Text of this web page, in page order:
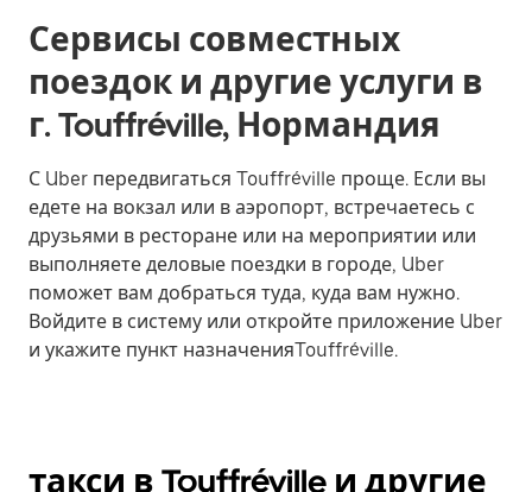
Сервисы совместных
поездок и другие услуги в
г. Touffréville, Нормандия
С Uber передвигаться Touffréville проще. Если вы
едете на вокзал или в аэропорт, встречаетесь с
друзьями в ресторане или на мероприятии или
выполняете деловые поездки в городе, Uber
поможет вам добраться туда, куда вам нужно.
Войдите в систему или откройте приложение Uber
и укажите пункт назначенияTouffréville.
такси в Touffréville и другие